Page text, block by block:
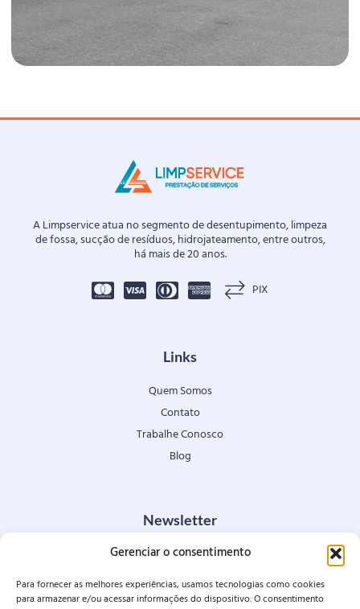
Gerenciar o consentimento
Para fornecer as melhores experiências, usamos tecnologias como cookies
para armazenar e/ou acessar informações do dispositivo. O consentimento
A Limpservice atua no segmento de desentupimento, limpeza
de fossa, sucção de resíduos, hidrojateamento, entre outros,
há mais de 20 anos.
PIX
Links
Quem Somos
Contato
Trabalhe Conosco
Blog
Newsletter
Fique por dentro de nossas novidades e condições especiais.